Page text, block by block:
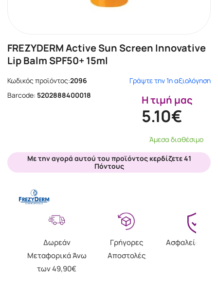
FREZYDERM Active Sun Screen Innovative
Lip Balm SPF50+ 15ml
Κωδικός προϊόντος:2096
Γράψτε την 1η αξιολόγηση
Barcode: 5202888400018 Η τιμή μας
5.10€
Άμεσα διαθέσιμο
Με την αγορά αυτού του προϊόντος κερδίζετε 41
Πόντους
Δωρεάν
Μεταφορικά Άνω
των 49,90€
Γρήγορες
Αποστολές
Ασφαλείς